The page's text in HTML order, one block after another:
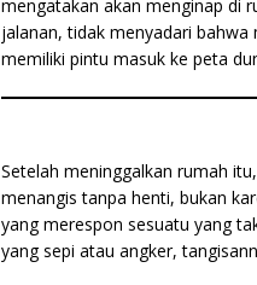
mengatakan akan menginap di
jalanan, tidak menyadari
memiliki pintu masuk ke peta
Setelah meninggalkan rumah
menangis tanpa henti, bukan
yang merespon sesuatu yang
yang sepi atau angker,